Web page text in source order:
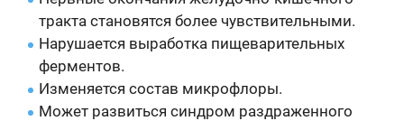
тракта становятся более чувствительными.
Нарушается выработка пищеварительных
ферментов.
Изменяется состав микрофлоры.
Может развиться синдром раздраженного